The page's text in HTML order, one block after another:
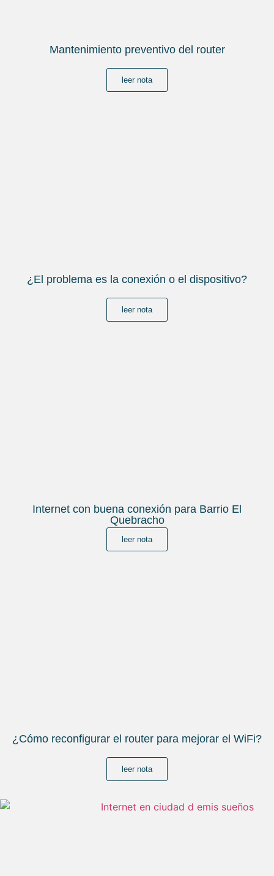
Mantenimiento preventivo del router
leer nota
¿El problema es la conexión o el dispositivo?
leer nota
Internet con buena conexión para Barrio El
Quebracho
leer nota
¿Cómo reconfigurar el router para mejorar el WiFi?
leer nota